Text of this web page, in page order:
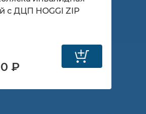
с ДЦП HOGGI ZIP
₽